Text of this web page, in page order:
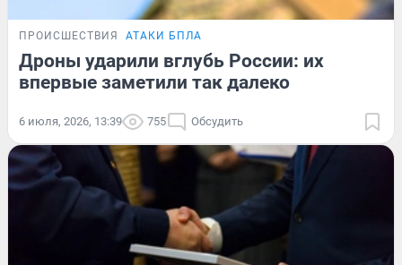
ПРОИСШЕСТВИЯ АТАКИ БПЛА
Дроны ударили вглубь России: их
впервые заметили так далеко
6 июля, 2026, 13:39 755 Обсудить